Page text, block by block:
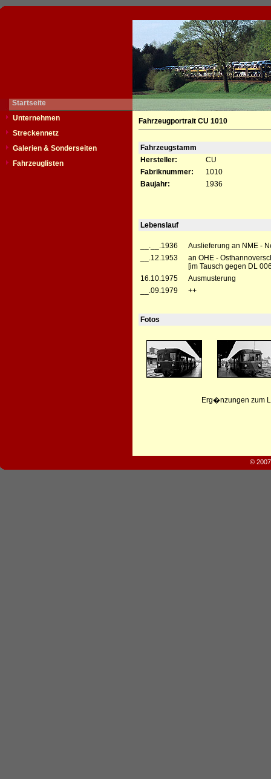
Startseite
Unternehmen
Streckennetz
Galerien & Sonderseiten
Fahrzeuglisten
Fahrzeugportrait CU 1010
Fahrzeugstamm
Hersteller:
CU
Fabriknummer:
1010
Baujahr:
1936
Lebenslauf
__.__.1936
Auslieferung an NME -
__.12.1953
an OHE -
[im Tausch gegen DL
16.10.1975
Ausmusterung
__.09.1979
++
Fotos
Erg�nzungen zum
©